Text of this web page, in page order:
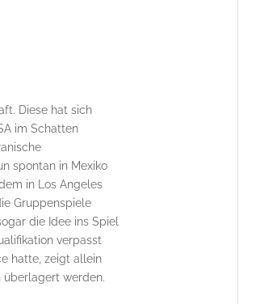
Diese hat sich
im Schatten
spontan in Mexiko
in Los Angeles
Gruppenspiele
die Idee ins Spiel
verpasst
hatte, zeigt allein
überlagert werden.